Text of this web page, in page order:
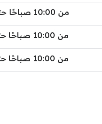
من 10:00 صباحًا حتى 10:00 مساءً
من 10:00 صباحًا حتى 11:00 مساءً
من 10:00 صباحًا حتى 11:00 مساءً